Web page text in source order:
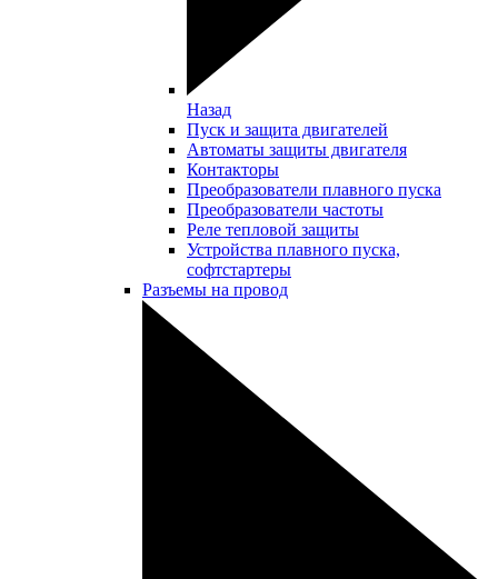
Назад
Пуск и защита двигателей
Автоматы защиты двигателя
Контакторы
Преобразователи плавного пуска
Преобразователи частоты
Реле тепловой защиты
Устройства плавного пуска,
софтстартеры
Разъемы на провод